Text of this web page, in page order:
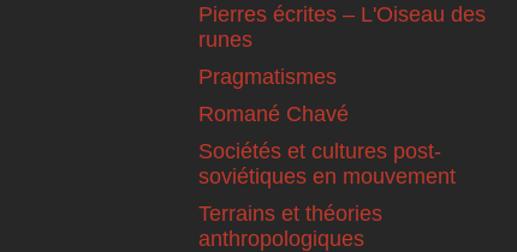
Pierres écrites – L'Oiseau des
runes
Pragmatismes
Romané Chavé
Sociétés et cultures post-
soviétiques en mouvement
Terrains et théories
anthropologiques